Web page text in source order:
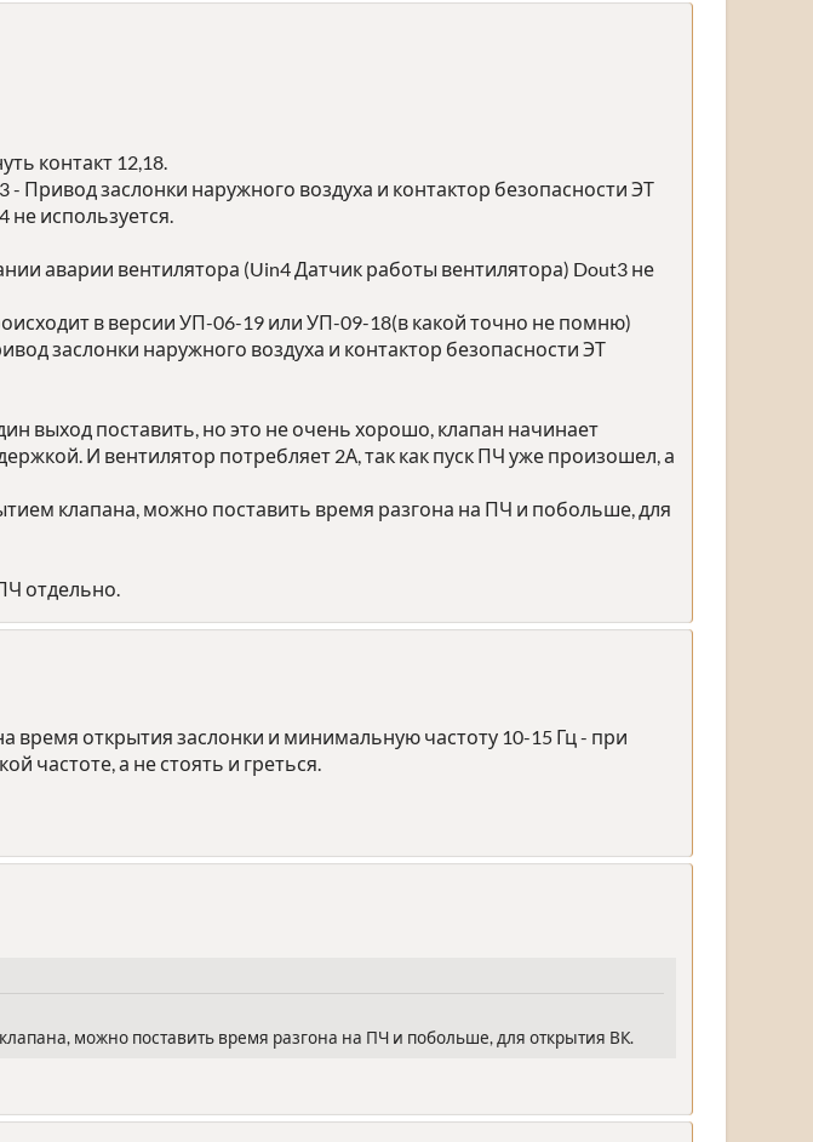
контакт 12,18.
заслонки наружного воздуха и контактор безопасности ЭТ
используется.
аварии вентилятора (Uin4 Датчик работы вентилятора) Dout3 не
в версии УП-06-19 или УП-09-18(в какой точно не помню)
заслонки наружного воздуха и контактор безопасности ЭТ
выход поставить, но это не очень хорошо, клапан начинает
И вентилятор потребляет 2А, так как пуск ПЧ уже произошел, а
клапана, можно поставить время разгона на ПЧ и побольше, для
отдельно.
время открытия заслонки и минимальную частоту 10-15 Гц - при
частоте, а не стоять и греться.
можно поставить время разгона на ПЧ и побольше, для открытия ВК.